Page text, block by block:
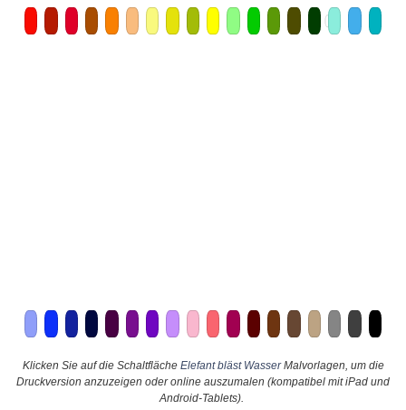
Klicken Sie auf die Schaltfläche Elefant bläst WasserMalvorlagen, um die
Druckversion anzuzeigen oder online auszumalen (kompatibel mit iPad und
Android-Tablets).